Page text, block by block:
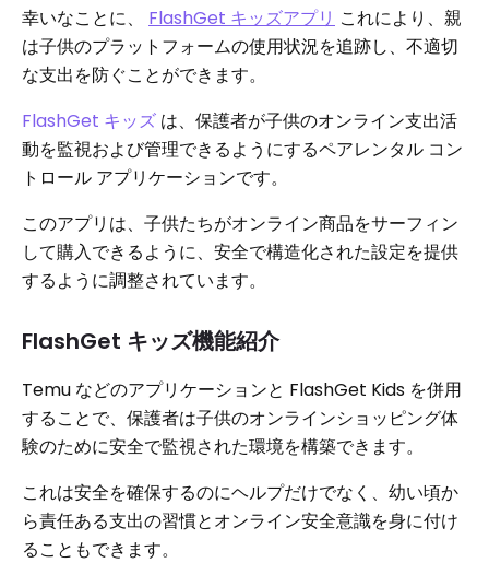
幸いなことに、 FlashGet キッズアプリ これにより、親
は子供のプラットフォームの使用状況を追跡し、不適切
な支出を防ぐことができます。
FlashGet キッズ は、保護者が子供のオンライン支出活
動を監視および管理できるようにするペアレンタル コン
トロール アプリケーションです。
このアプリは、子供たちがオンライン商品をサーフィン
して購入できるように、安全で構造化された設定を提供
するように調整されています。
FlashGet キッズ機能紹介
Temu などのアプリケーションと FlashGet Kids を併用
することで、保護者は子供のオンラインショッピング体
験のために安全で監​​視された環境を構築できます。
これは安全を確保するのにヘルプだけでなく、幼い頃か
ら責任ある支出の習慣とオンライン安全意識を身に付け
ることもできます。